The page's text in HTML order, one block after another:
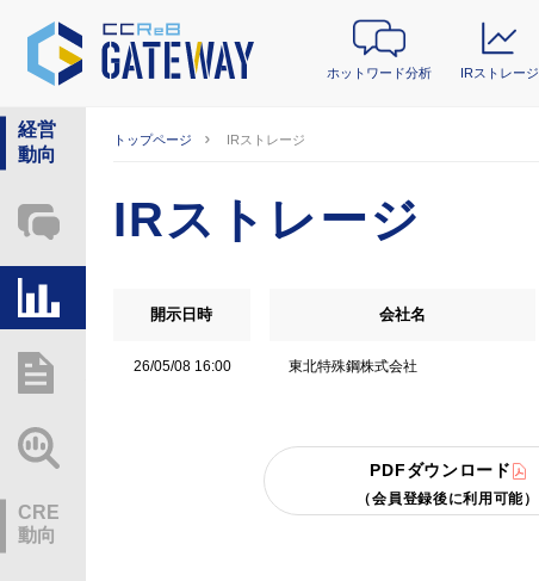
ホットワード分析 IRストレージ
経営
動向
ホットワード分析
総研レポート・分析
CRE
動向
トップページ IRストレージ
IRストレージ
開示日時 会社名
26/05/08 16:00 東北特殊鋼株式会社
PDFダウンロード
（会員登録後に利用可能）